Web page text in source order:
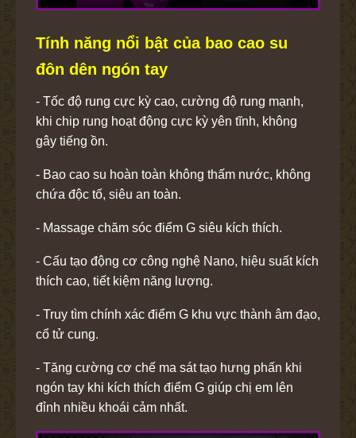
Tính năng nổi bật của bao cao su
đôn dên ngón tay
- Tốc độ rung cực kỳ cao, cường độ rung mạnh,
khi chip rung hoạt động cực kỳ yên tĩnh, không
gây tiếng ồn.
- Bao cao su hoàn toàn không thấm nước, không
chứa độc tố, siêu an toàn.
- Massage chăm sóc điểm G siêu kích thích.
- Cấu tạo động cơ công nghệ Nano, hiệu suất kích
thích cao, tiết kiệm năng lượng.
- Truy tìm chính xác điểm G khu vực thành âm đạo,
cổ tử cung.
- Tăng cường cơ chế ma sát tạo hưng phấn khi
ngón tay khi kích thích điểm G giúp chị em lên
đỉnh nhiều khoái cảm nhất.